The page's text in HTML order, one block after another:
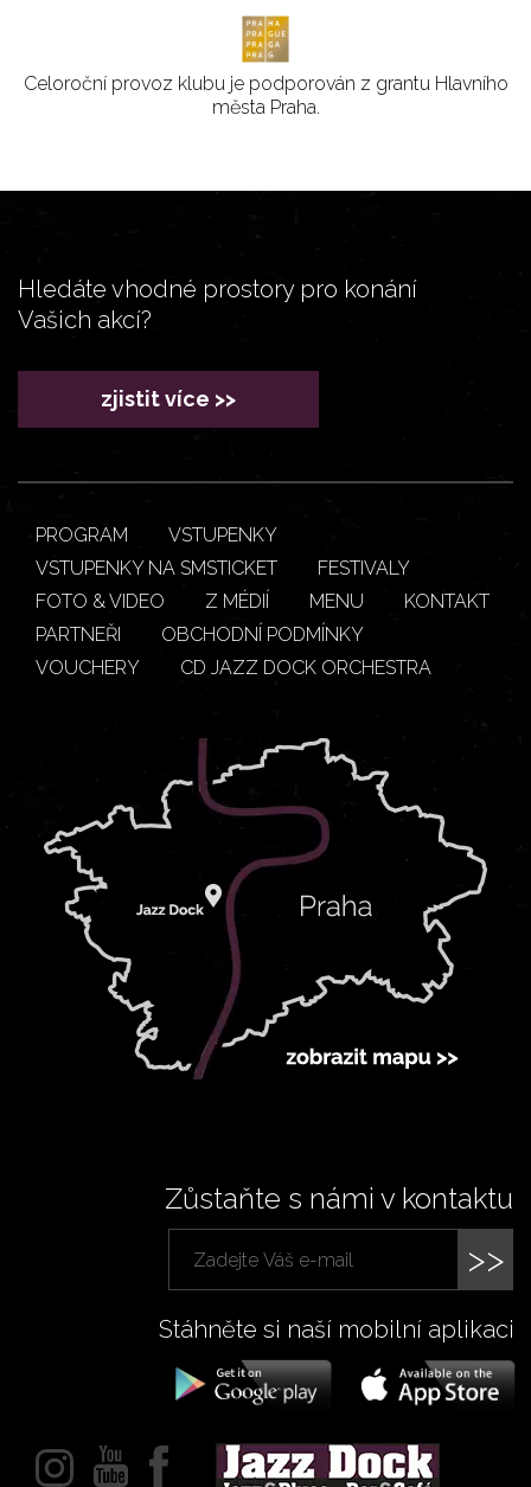
Celoroční provoz klubu je podporován z grantu Hlavního
města Praha.
Hledáte vhodné prostory pro konání
Vašich akcí?
zjistit více >>
PROGRAM
VSTUPENKY
VSTUPENKY NA SMSTICKET
FESTIVALY
FOTO & VIDEO
Z MÉDIÍ MENU
KONTAKT
PARTNEŘI
OBCHODNÍ PODMÍNKY
VOUCHERY
CD JAZZ DOCK ORCHESTRA
Zůstaňte s námi v kontaktu
>>
Stáhněte si naší mobilní aplikaci